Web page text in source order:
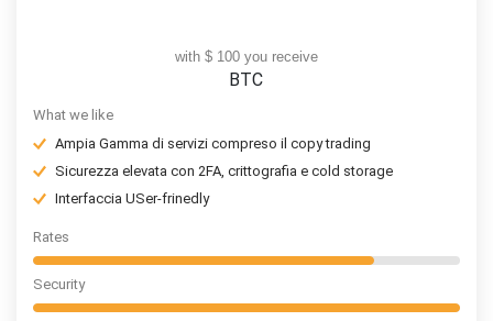
with $ 100 you receive
BTC
What we like
Ampia Gamma di servizi compreso il copy trading
Sicurezza elevata con 2FA, crittografia e cold storage
Interfaccia USer-frinedly
Rates
Security